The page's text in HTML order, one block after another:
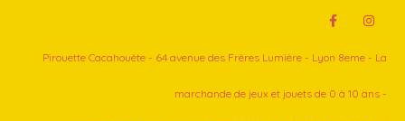
Pirouette Cacahouète - 64 avenue des Frères Lumière - Lyon 8eme - La
marchande de jeux et jouets de 0 à 10 ans -